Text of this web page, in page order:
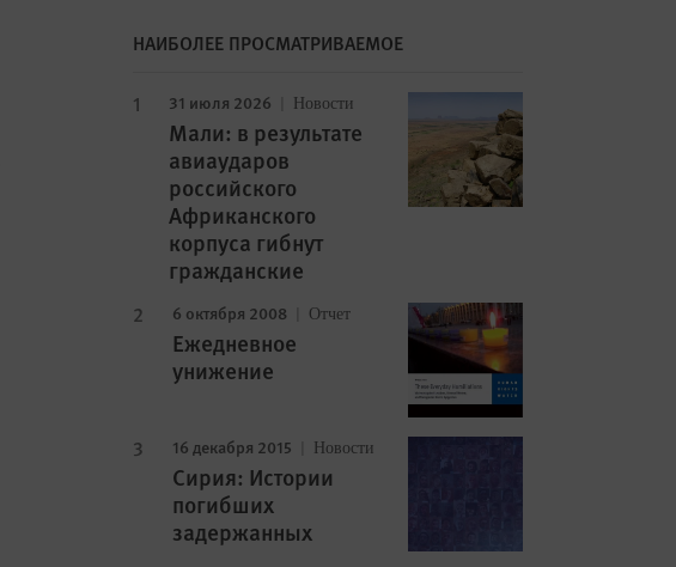
НАИБОЛЕЕ ПРОСМАТРИВАЕМОЕ
31 июля 2026 Новости
Мали: в результате
авиаударов
российского
Африканского
корпуса гибнут
гражданские
6 октября 2008 Отчет
Ежедневное
унижение
16 декабря 2015 Новости
Сирия: Истории
погибших
задержанных